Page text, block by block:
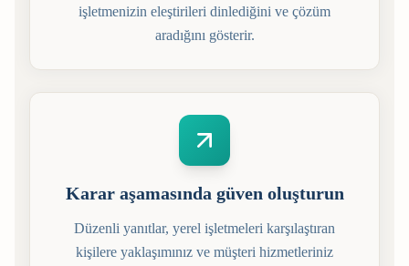
işletmenizin eleştirileri dinlediğini ve çözüm
aradığını gösterir.
Karar aşamasında güven oluşturun
Düzenli yanıtlar, yerel işletmeleri karşılaştıran
kişilere yaklaşımınız ve müşteri hizmetleriniz